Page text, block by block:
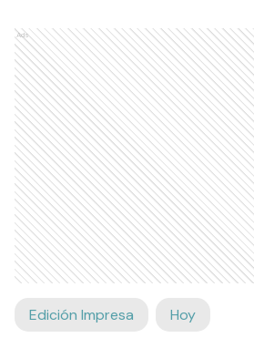
Ads
Edición Impresa Hoy